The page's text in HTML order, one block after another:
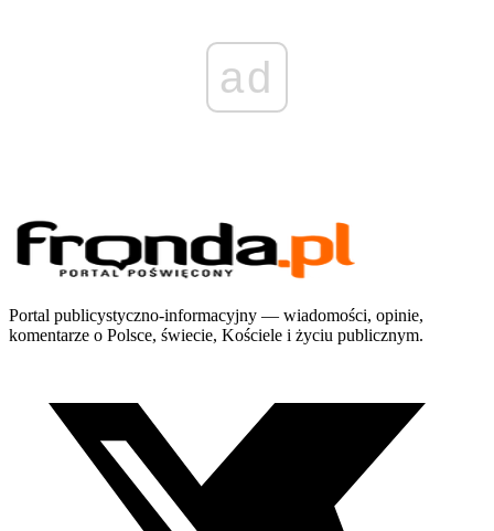
ad
Portal publicystyczno-informacyjny — wiadomości, opinie,
komentarze o Polsce, świecie, Kościele i życiu publicznym.